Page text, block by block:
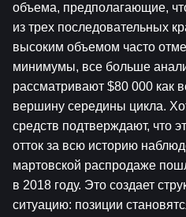
объема, предполагающие,
из трех последовательных
высоким объемом часто
минимумы, все больше
рассматривают $80 000 как
вершину середины цикла.
средств подтверждают, что
отток за всю историю
мартовской распродаже
в 2018 году. Это создает
ситуацию: позиции